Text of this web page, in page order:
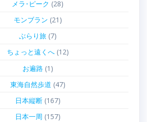
メラ･ピーク (28)
モンブラン (21)
ぶらり旅(7)
ちょっと遠くへ(12)
お遍路 (1)
東海自然歩道 (47)
日本縦断(167)
日本一周 (157)